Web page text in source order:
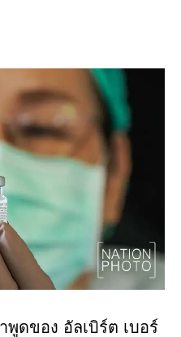
พูดของ อัลเบิร์ต เบอร์